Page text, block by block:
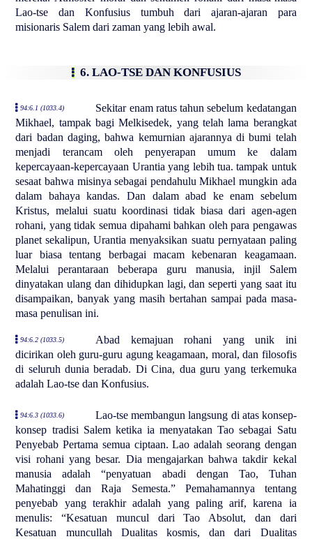
Lao-tse dan Konfusius tumbuh dari ajaran-ajaran para
misionaris Salem dari zaman yang lebih awal.
6. LAO-TSE DAN KONFUSIUS
94:6.1 (1033.4)
Sekitar enam ratus tahun sebelum kedatangan
Mikhael, tampak bagi Melkisedek, yang telah lama berangkat
dari badan daging, bahwa kemurnian ajarannya di bumi telah
menjadi terancam oleh penyerapan umum ke dalam
kepercayaan-kepercayaan Urantia yang lebih tua. tampak untuk
sesaat bahwa misinya sebagai pendahulu Mikhael mungkin ada
dalam bahaya kandas. Dan dalam abad ke enam sebelum
Kristus, melalui suatu koordinasi tidak biasa dari agen-agen
rohani, yang tidak semua dipahami bahkan oleh para pengawas
planet sekalipun, Urantia menyaksikan suatu pernyataan paling
luar biasa tentang berbagai macam kebenaran keagamaan.
Melalui perantaraan beberapa guru manusia, injil Salem
dinyatakan ulang dan dihidupkan lagi, dan seperti yang saat itu
disampaikan, banyak yang masih bertahan sampai pada masa-
masa penulisan ini.
94:6.2 (1033.5)
Abad kemajuan rohani yang unik ini
dicirikan oleh guru-guru agung keagamaan, moral, dan filosofis
di seluruh dunia beradab. Di Cina, dua guru yang terkemuka
adalah Lao-tse dan Konfusius.
94:6.3 (1033.6)
Lao-tse membangun langsung di atas konsep-
konsep tradisi Salem ketika ia menyatakan Tao sebagai Satu
Penyebab Pertama semua ciptaan. Lao adalah seorang dengan
visi rohani yang besar. Dia mengajarkan bahwa takdir kekal
manusia adalah “penyatuan abadi dengan Tao, Tuhan
Mahatinggi dan Raja Semesta.” Pemahamannya tentang
penyebab yang terakhir adalah yang paling arif, karena ia
menulis: “Kesatuan muncul dari Tao Absolut, dan dari
Kesatuan muncullah Dualitas kosmis, dan dari Dualitas